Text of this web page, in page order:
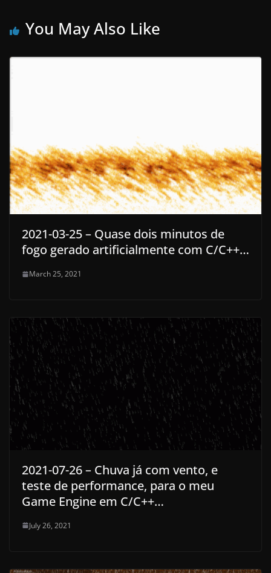
You May Also Like
2021-03-25 – Quase dois minutos de
fogo gerado artificialmente com C/C++…
March 25, 2021
2021-07-26 – Chuva já com vento, e
teste de performance, para o meu
Game Engine em C/C++…
July 26, 2021